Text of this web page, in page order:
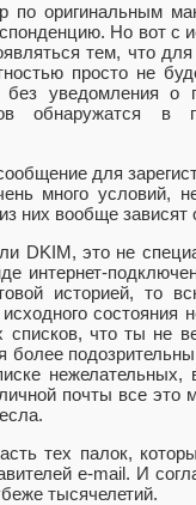
по оригинальным
Но вот с
тем, что
просто не
уведомления о
обнаружатся в
для
много условий,
них вообще зависят
DKIM, это не
интернет-
историей, то
состояния
списков, что ты не
более
нежелательных,
почты все это
тех палок,
e-mail. И
тысячелетий.